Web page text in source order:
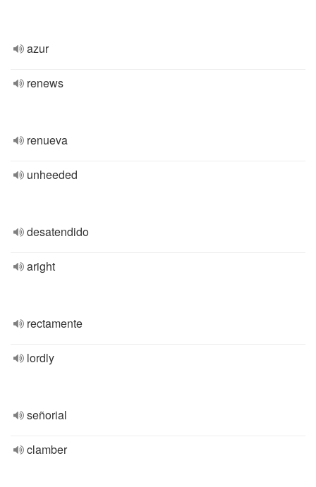
azur
renews
renueva
unheeded
desatendido
aright
rectamente
lordly
señorial
clamber